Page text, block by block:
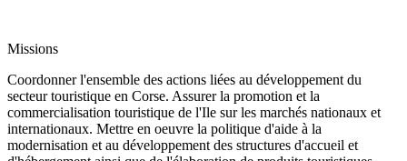
Missions
Coordonner l'ensemble des actions liées au développement du
secteur touristique en Corse. Assurer la promotion et la
commercialisation touristique de l'Ile sur les marchés nationaux et
internationaux. Mettre en oeuvre la politique d'aide à la
modernisation et au développement des structures d'accueil et